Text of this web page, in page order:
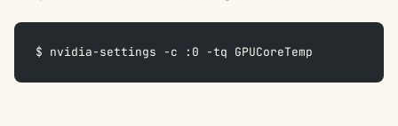
$ nvidia-settings -c :0 -tq GPUCoreTemp